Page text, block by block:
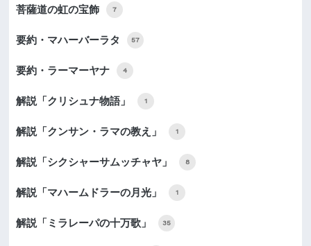
菩薩道の虹の宝飾 7
要約・マハーバーラタ 57
要約・ラーマーヤナ 4
解説「クリシュナ物語」 1
解説「クンサン・ラマの教え」 1
解説「シクシャーサムッチャヤ」 8
解説「マハームドラーの月光」 1
解説「ミラレーパの十万歌」 35